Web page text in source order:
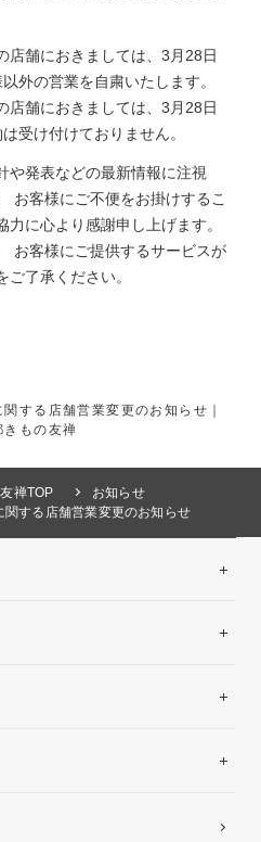
店舗におきましては、3月28日
外の営業を自粛いたします。
店舗におきましては、3月28日
受け付けておりません。
や発表などの最新情報に注視
お客様にご不便をお掛けするこ
に心より感謝申し上げます。
お客様にご提供するサービスが
了承ください。
する店舗営業変更のお知らせ｜
きもの友禅
禅TOP
お知らせ
する店舗営業変更のお知らせ